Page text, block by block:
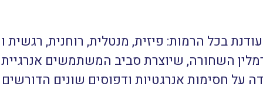
בכל הרמות: פיזית, מנטלית, רוחנית,
השחורה, שיוצרת סביב המשתמשים
על חסימות אנרגטיות ודפוסים שונים